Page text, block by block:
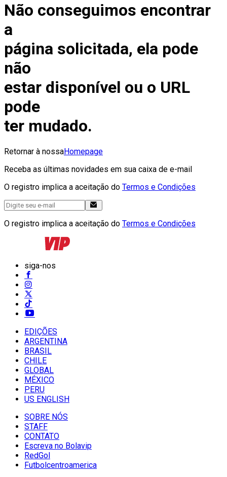
Não conseguimos encontrar
a
página solicitada, ela pode
não
estar disponível ou o URL
pode
ter mudado.
Retornar à nossaHomepage
Receba as últimas novidades em sua caixa de e-mail
O registro implica a aceitação do Termos e Condições
O registro implica a aceitação do Termos e Condições
siga-nos
EDIÇÕES
ARGENTINA
BRASIL
CHILE
GLOBAL
MÉXICO
PERU
US ENGLISH
SOBRE NÓS
STAFF
CONTATO
Escreva no Bolavip
RedGol
Futbolcentroamerica